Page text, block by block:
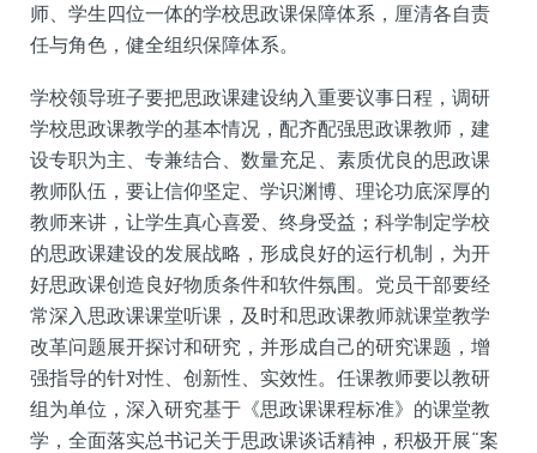
师、学生四位一体的学校思政课保障体系，厘清各自责
任与角色，健全组织保障体系。
学校领导班子要把思政课建设纳入重要议事日程，调研
学校思政课教学的基本情况，配齐配强思政课教师，建
设专职为主、专兼结合、数量充足、素质优良的思政课
教师队伍，要让信仰坚定、学识渊博、理论功底深厚的
教师来讲，让学生真心喜爱、终身受益；科学制定学校
的思政课建设的发展战略，形成良好的运行机制，为开
好思政课创造良好物质条件和软件氛围。党员干部要经
常深入思政课课堂听课，及时和思政课教师就课堂教学
改革问题展开探讨和研究，并形成自己的研究课题，增
强指导的针对性、创新性、实效性。任课教师要以教研
组为单位，深入研究基于《思政课课程标准》的课堂教
学，全面落实总书记关于思政课谈话精神，积极开展“案